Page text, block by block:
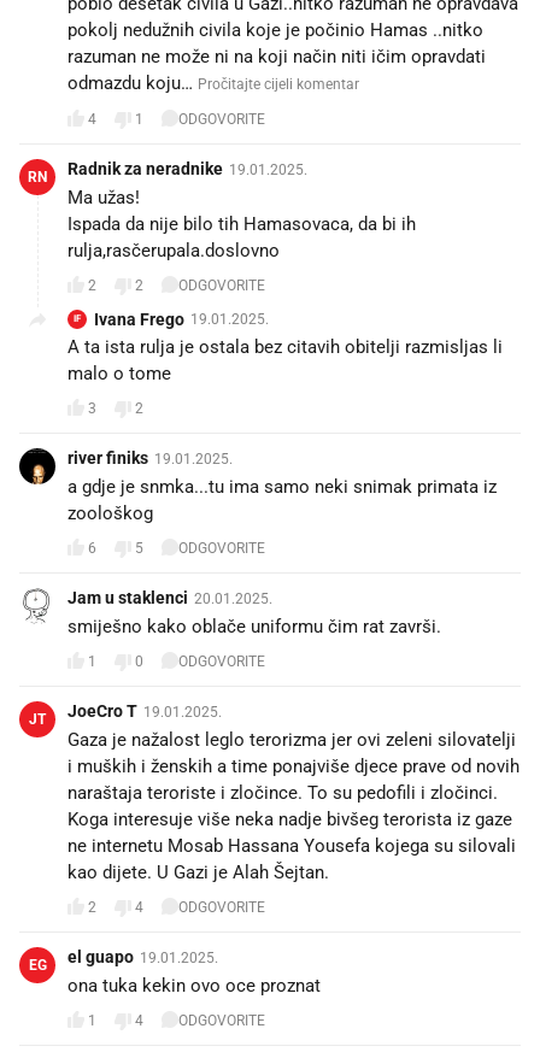
pokolj nedužnih civila koje je počinio Hamas ..nitko
razuman ne može ni na koji način niti ičim opravdati
odmazdu koju… Pročitajte cijeli komentar
4 1 ODGOVORITE
RN Radnik za neradnike 19.01.2025.
Ma užas!
Ispada da nije bilo tih Hamasovaca, da bi ih
rulja,rasčerupala.doslovno
2 2 ODGOVORITE
IF Ivana Frego 19.01.2025.
A ta ista rulja je ostala bez citavih obitelji razmisljas li
malo o tome
3 2
river finiks 19.01.2025.
a gdje je snmka...tu ima samo neki snimak primata iz
zoološkog
6 5 ODGOVORITE
Jam u staklenci 20.01.2025.
smiješno kako oblače uniformu čim rat završi.
1 0 ODGOVORITE
JT JoeCro T 19.01.2025.
Gaza je nažalost leglo terorizma jer ovi zeleni silovatelji
i muških i ženskih a time ponajviše djece prave od novih
naraštaja teroriste i zločince. To su pedofili i zločinci.
Koga interesuje više neka nadje bivšeg terorista iz gaze
ne internetu Mosab Hassana Yousefa kojega su silovali
kao dijete. U Gazi je Alah Šejtan.
2 4 ODGOVORITE
EG el guapo 19.01.2025.
ona tuka kekin ovo oce proznat
1 4 ODGOVORITE